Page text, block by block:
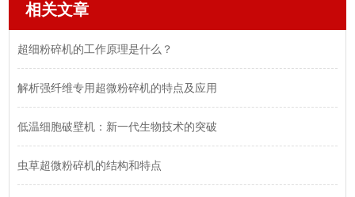
相关文章
超细粉碎机的工作原理是什么？
解析强纤维专用超微粉碎机的特点及应用
低温细胞破壁机：新一代生物技术的突破
虫草超微粉碎机的结构和特点